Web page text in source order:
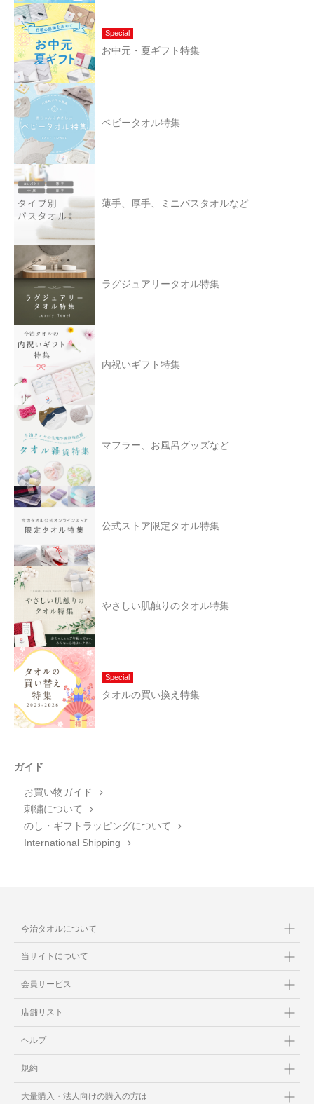
Special
お中元・夏ギフト特集
ベビータオル特集
薄手、厚手、ミニバスタオルなど
ラグジュアリータオル特集
内祝いギフト特集
マフラー、お風呂グッズなど
公式ストア限定タオル特集
やさしい肌触りのタオル特集
Special
タオルの買い換え特集
ガイド
お買い物ガイド
刺繍について
のし・ギフトラッピングについて
International Shipping
今治タオルについて
当サイトについて
会員サービス
店舗リスト
ヘルプ
規約
大量購入・法人向けの購入の方は